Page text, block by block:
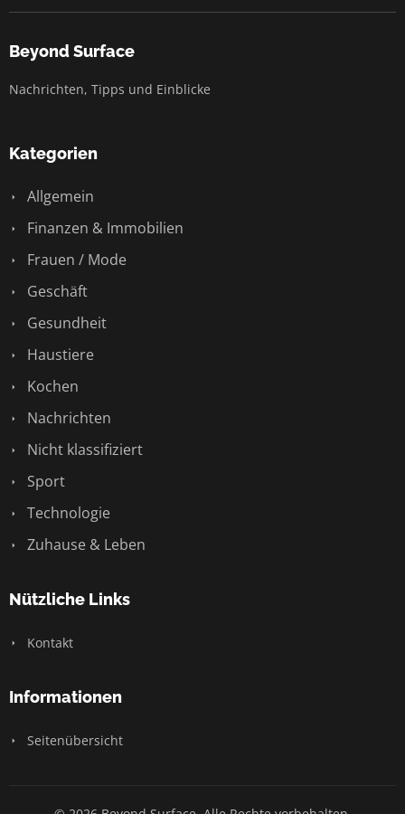
Beyond Surface
Nachrichten, Tipps und Einblicke
Kategorien
Allgemein
Finanzen & Immobilien
Frauen / Mode
Geschäft
Gesundheit
Haustiere
Kochen
Nachrichten
Nicht klassifiziert
Sport
Technologie
Zuhause & Leben
Nützliche Links
Kontakt
Informationen
Seitenübersicht